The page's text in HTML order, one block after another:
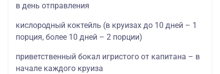
в день отправления
кислородный коктейль (в круизах до 10 дней – 1
порция, более 10 дней – 2 порции)
приветственный бокал игристого от капитана – в
начале каждого круиза